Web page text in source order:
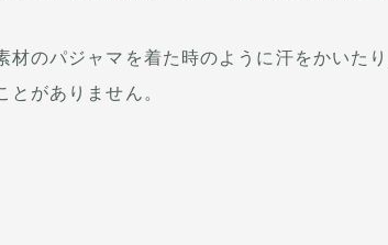
材のパジャマを着た時のように汗をかいた
とがありません。